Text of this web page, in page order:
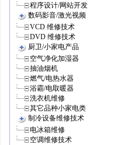
程序设计/网站开发
数码影音/激光视频
VCD 维修技术
DVD 维修技术
厨卫/小家电产品
空气净化加湿器
抽油烟机
燃气/电热水器
浴霸/电取暖器
洗衣机维修
其它品种小家电类
制冷设备维修技术
电冰箱维修
空调维修技术